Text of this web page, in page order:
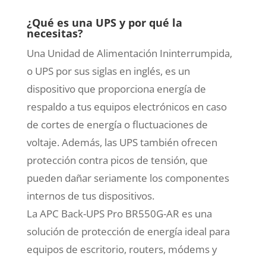
¿Qué es una UPS y por qué la
necesitas?
Una Unidad de Alimentación Ininterrumpida,
o UPS por sus siglas en inglés, es un
dispositivo que proporciona energía de
respaldo a tus equipos electrónicos en caso
de cortes de energía o fluctuaciones de
voltaje. Además, las UPS también ofrecen
protección contra picos de tensión, que
pueden dañar seriamente los componentes
internos de tus dispositivos.
La APC Back-UPS Pro BR550G-AR es una
solución de protección de energía ideal para
equipos de escritorio, routers, módems y